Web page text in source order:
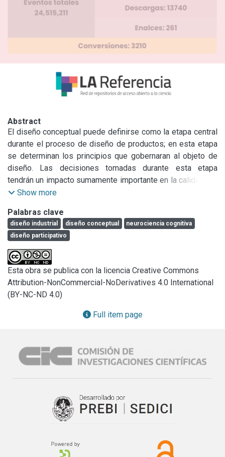
Abstract
El diseño conceptual puede definirse como la etapa central
durante el proceso de diseño de productos; en esta etapa
se determinan los principios que gobernaran al objeto de
diseño. Las decisiones tomadas durante esta etapa
tendrán un impacto sumamente importante en la calidad del
producto final, costos y aceptación en el mercado (Ofer,
principales de la etapa conceptual del proceso de diseño
reside en que el diseñador dispone de técnicas
fundamentalmente analógicas en donde es escasa o nula la
asistencia formal o computacional para facilitar la
generación, organización y procesamiento de información
durante el proceso creativo. El proceso creativo,
fundamental en la etapa conceptual, es un área incierta, ya
que no hay ninguna garantía de que el “evento” creativo
vaya a ocurrir. Los estudios más recientes en el campo de
conocimiento sobre la temática y la aparición de nuevas
teorías que proponen mecanismos en el pensamiento
tomando como casos de estudio problemáticas
pertenecientes al INTA, vinculando artefactos técnicos y la
interacción entre individuos.
Show more
Palabras clave
diseño industrial diseño conceptual
neurociencia cognitiva
diseño participativo
Esta obra se publica con la licencia Creative Commons
Attribution-NonCommercial-NoDerivatives 4.0 International
(BY-NC-ND 4.0)
Full item page